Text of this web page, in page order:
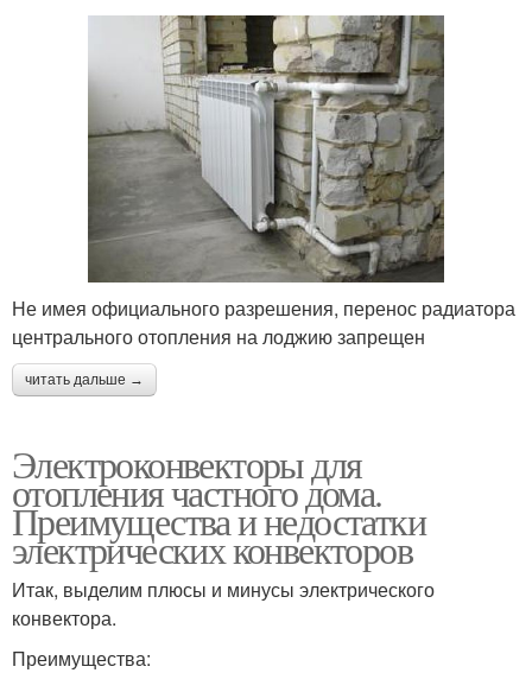
Не имея официального разрешения, перенос радиатора
центрального отопления на лоджию запрещен
читать дальше →
Электроконвекторы для
отопления частного дома.
Преимущества и недостатки
электрических конвекторов
Итак, выделим плюсы и минусы электрического
конвектора.
Преимущества: